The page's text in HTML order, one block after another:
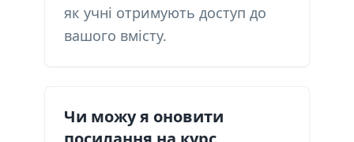
як учні отримують доступ до
вашого вмісту.
Чи можу я оновити